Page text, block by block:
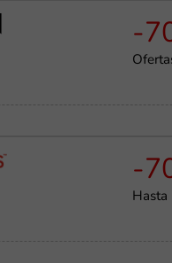
-
-
Hasta